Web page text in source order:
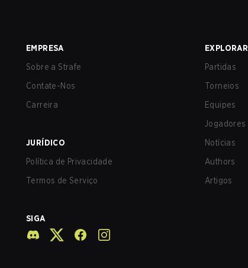
EMPRESA
Sobre a Strafe
Contate-Nos
Carreira
JURÍDICO
Política de Privacidade
Termos de Serviço
SIGA
EXPLORAR
Partidas
Torneios
Equipes
Jogadores
Notícias
Authors
Artigos